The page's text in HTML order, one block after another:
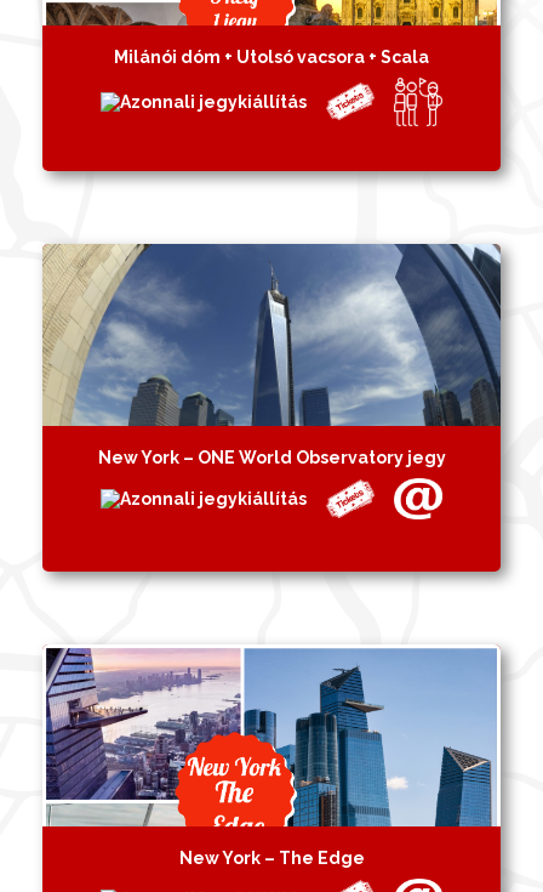
Milánói dóm + Utolsó vacsora + Scala
New York – ONE World Observatory jegy
New York – The Edge